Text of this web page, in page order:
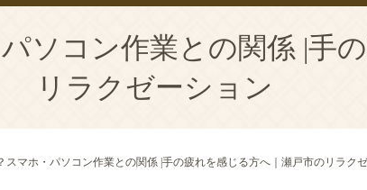
ソコン作業との関係 |手
リラクゼーション
スマホ・パソコン作業との関係 |手の疲れを感じる方へ｜瀬戸市のリラク